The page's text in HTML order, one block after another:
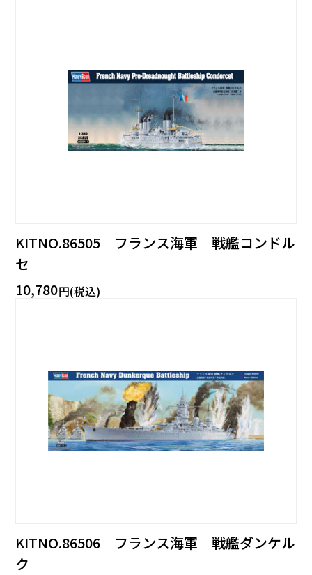
KITNO.86505 フランス海軍 戦艦コンドル
セ
10,780円(税込)
KITNO.86506 フランス海軍 戦艦ダンケル
ク